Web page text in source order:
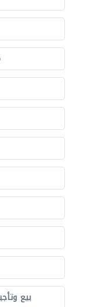
بيع